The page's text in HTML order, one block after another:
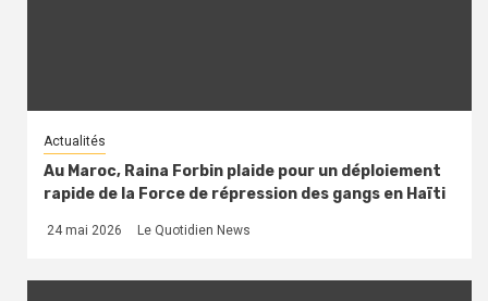
Actualités
Au Maroc, Raina Forbin plaide pour un déploiement
rapide de la Force de répression des gangs en Haïti
24 mai 2026 Le Quotidien News